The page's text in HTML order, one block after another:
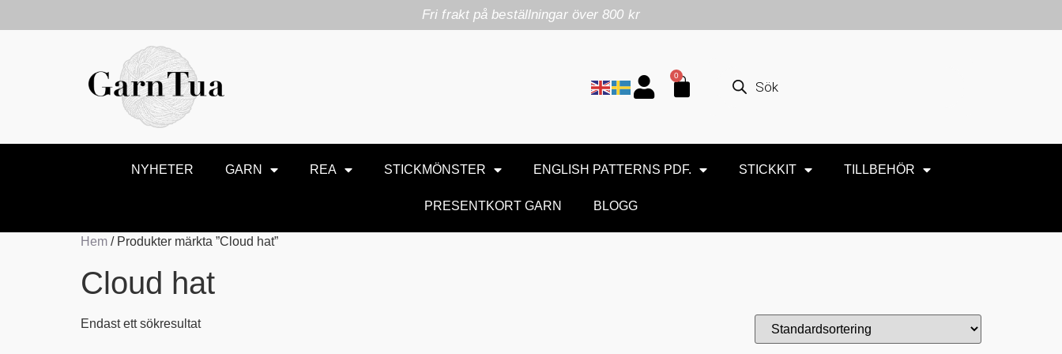
Fri frakt på beställningar över 800 kr
0
NYHETER GARN REA STICKMÖNSTER ENGLISH PATTERNS PDF. STICKKIT TILLBEHÖR
PRESENTKORT GARN BLOGG
Hem / Produkter märkta ”Cloud hat”
Cloud hat
Endast ett sökresultat